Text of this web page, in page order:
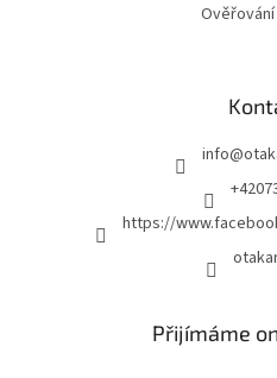
info@
https://
Přijímáme